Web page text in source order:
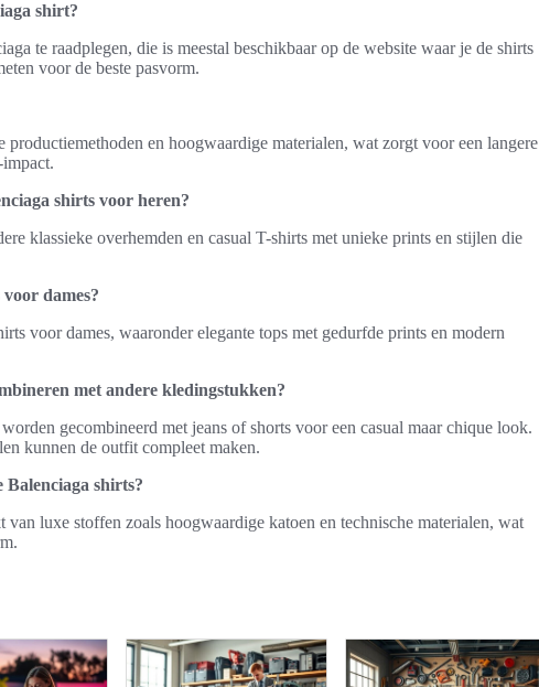
shirt?
te raadplegen, die is meestal beschikbaar op de website waar je de shirts
voor de beste pasvorm.
en hoogwaardige materialen, wat zorgt voor een langere
shirts voor heren?
klassieke overhemden en casual T-shirts met unieke prints en stijlen die
dames?
voor dames, waaronder elegante tops met gedurfde prints en modern
met andere kledingstukken?
gecombineerd met jeans of shorts voor een casual maar chique look.
kunnen de outfit compleet maken.
shirts?
luxe stoffen zoals hoogwaardige katoen en technische materialen, wat